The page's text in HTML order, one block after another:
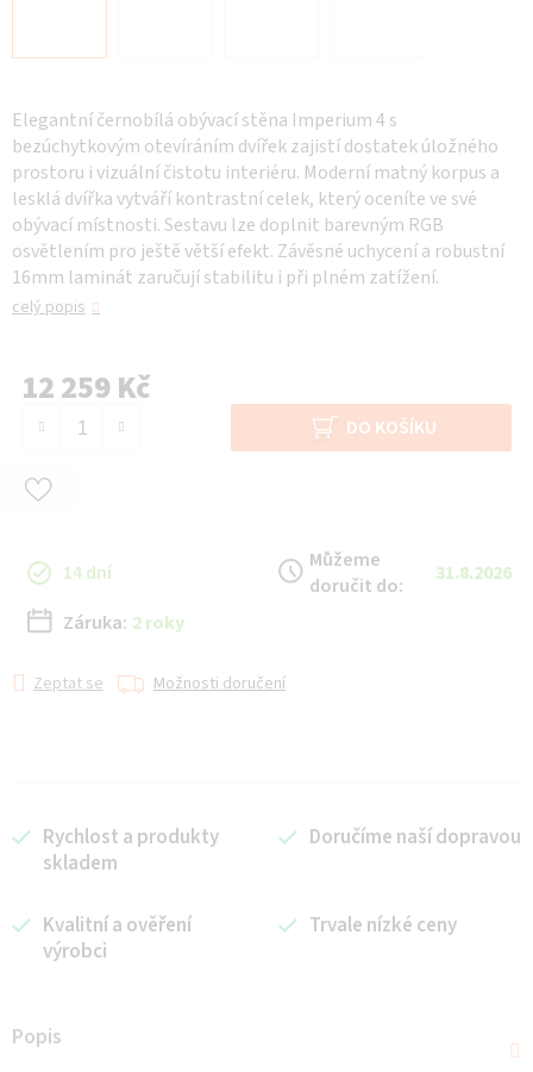
Elegantní černobílá obývací stěna Imperium 4 s
bezúchytkovým otevíráním dvířek zajistí dostatek úložného
prostoru i vizuální čistotu interiéru. Moderní matný korpus a
lesklá dvířka vytváří kontrastní celek, který oceníte ve své
obývací místnosti. Sestavu lze doplnit barevným RGB
osvětlením pro ještě větší efekt. Závěsné uchycení a robustní
16mm laminát zaručují stabilitu i při plném zatížení.
celý popis
12 259 Kč
DO KOŠÍKU
14 dní
Můžeme
doručit do:
31.8.2026
Záruka: 2 roky
Zeptat se Možnosti doručení
Rychlost a produkty
skladem
Doručíme naší dopravou
Kvalitní a ověření
výrobci
Trvale nízké ceny
Popis